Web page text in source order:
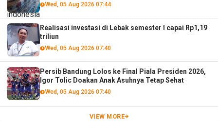
Wed, 05 Aug 2026 07:44
Realisasi investasi di Lebak semester I capai Rp1,19
triliun
Wed, 05 Aug 2026 07:40
Persib Bandung Lolos ke Final Piala Presiden 2026,
Igor Tolic Doakan Anak Asuhnya Tetap Sehat
Wed, 05 Aug 2026 07:40
VIEW MORE